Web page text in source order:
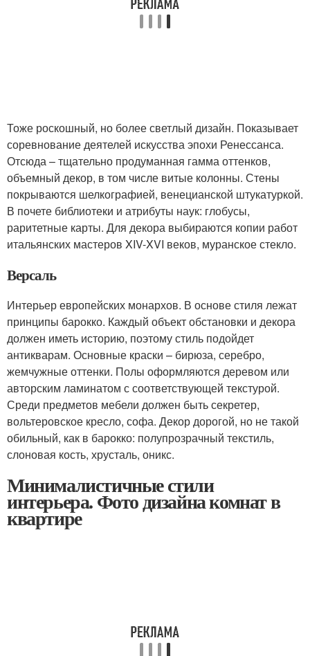
Тоже роскошный, но более светлый дизайн. Показывает
соревнование деятелей искусства эпохи Ренессанса.
Отсюда – тщательно продуманная гамма оттенков,
объемный декор, в том числе витые колонны. Стены
покрываются шелкографией, венецианской штукатуркой.
В почете библиотеки и атрибуты наук: глобусы,
раритетные карты. Для декора выбираются копии работ
итальянских мастеров XIV-XVI веков, муранское стекло.
Версаль
Интерьер европейских монархов. В основе стиля лежат
принципы барокко. Каждый объект обстановки и декора
должен иметь историю, поэтому стиль подойдет
антикварам. Основные краски – бирюза, серебро,
жемчужные оттенки. Полы оформляются деревом или
авторским ламинатом с соответствующей текстурой.
Среди предметов мебели должен быть секретер,
вольтеровское кресло, софа. Декор дорогой, но не такой
обильный, как в барокко: полупрозрачный текстиль,
слоновая кость, хрусталь, оникс.
Минималистичные стили
интерьера. Фото дизайна комнат в
квартире